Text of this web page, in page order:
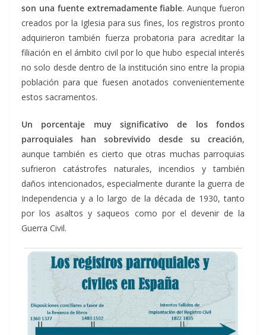
son una fuente extremadamente fiable. Aunque fueron
creados por la Iglesia para sus fines, los registros pronto
adquirieron también fuerza probatoria para acreditar la
filiación en el ámbito civil por lo que hubo especial interés
no solo desde dentro de la institución sino entre la propia
población para que fuesen anotados convenientemente
estos sacramentos.
Un porcentaje muy significativo de los fondos
parroquiales han sobrevivido desde su creación,
aunque también es cierto que otras muchas parroquias
sufrieron catástrofes naturales, incendios y también
daños intencionados, especialmente durante la guerra de
Independencia y a lo largo de la década de 1930, tanto
por los asaltos y saqueos como por el devenir de la
Guerra Civil.